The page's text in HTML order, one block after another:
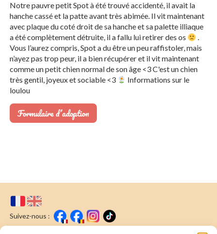
Notre pauvre petit Spot à été trouvé accidenté, il avait la
hanche cassé et la patte avant très abimée. Il vit maintenant
avec plaque du coté droit de sa hanche et sa palette illiaque
a été complètement détruite, il a fallu lui retirer des os
.
Vous l’aurez compris, Spot a du être un peu raffistoler, mais
n’ayez pas trop peur, il a bien récupérer et il vit maintenant
comme un petit chien normal de son âge <3 C'est un chien
très gentil, joyeux et sociable <3
Informations sur le
loulou
Formulaire d’adoption
Suivez-nous :